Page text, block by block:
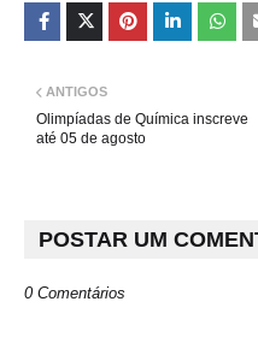
ANTIGOS
Olimpíadas de Química inscreve
até 05 de agosto
POSTAR UM
0 Comentários